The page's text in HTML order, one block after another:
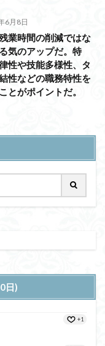
6月8日
業時間の削減ではな
気のアップだ。特
性や技能多様性、タ
性などの職務特性を
とがポイントだ。
日)
+1